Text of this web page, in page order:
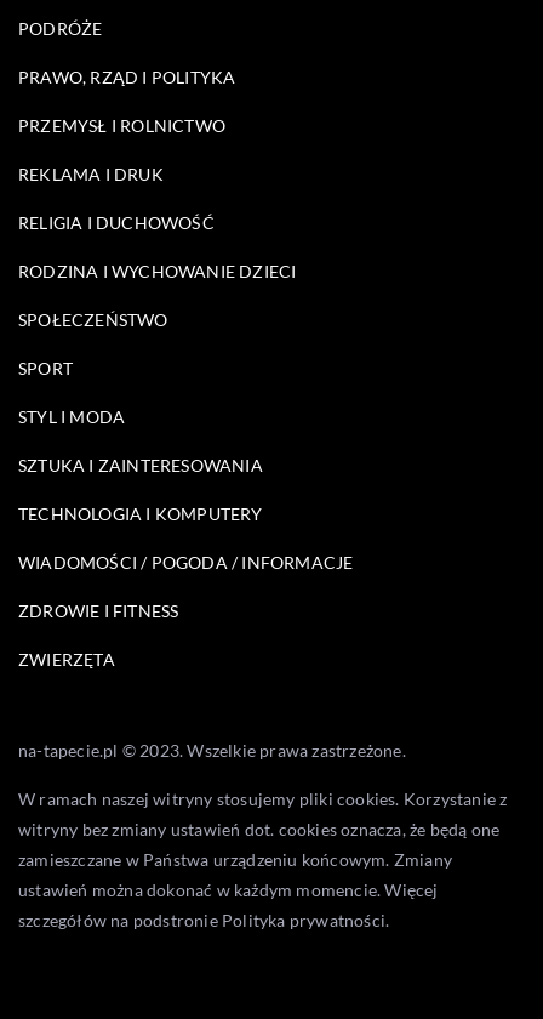
PODRÓŻE
PRAWO, RZĄD I POLITYKA
PRZEMYSŁ I ROLNICTWO
REKLAMA I DRUK
RELIGIA I DUCHOWOŚĆ
RODZINA I WYCHOWANIE DZIECI
SPOŁECZEŃSTWO
SPORT
STYL I MODA
SZTUKA I ZAINTERESOWANIA
TECHNOLOGIA I KOMPUTERY
WIADOMOŚCI / POGODA / INFORMACJE
ZDROWIE I FITNESS
ZWIERZĘTA
na-tapecie.pl © 2023. Wszelkie prawa zastrzeżone.
W ramach naszej witryny stosujemy pliki cookies. Korzystanie z
witryny bez zmiany ustawień dot. cookies oznacza, że będą one
zamieszczane w Państwa urządzeniu końcowym. Zmiany
ustawień można dokonać w każdym momencie. Więcej
szczegółów na podstronie Polityka prywatności.